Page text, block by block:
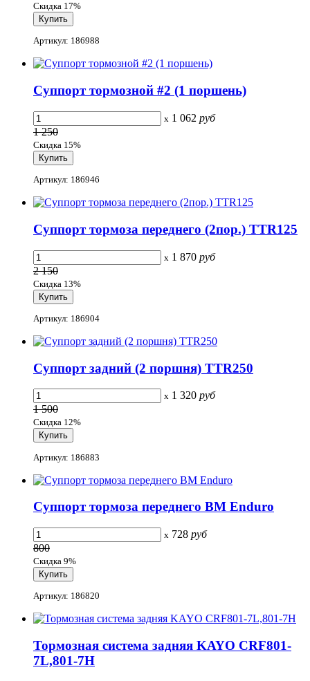
Скидка 17%
Артикул: 186988
Суппорт тормозной #2 (1 поршень)
x 1 062 руб
1 250
Скидка 15%
Артикул: 186946
Суппорт тормоза переднего (2пор.) TTR125
x 1 870 руб
2 150
Скидка 13%
Артикул: 186904
Суппорт задний (2 поршня) TTR250
x 1 320 руб
1 500
Скидка 12%
Артикул: 186883
Суппорт тормоза переднего BM Enduro
x 728 руб
800
Скидка 9%
Артикул: 186820
Тормозная система задняя KAYO CRF801-
7L,801-7H